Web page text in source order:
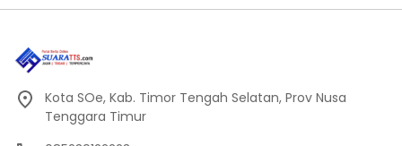
Kota SOe, Kab. Timor Tengah Selatan, Prov Nusa
Tenggara Timur